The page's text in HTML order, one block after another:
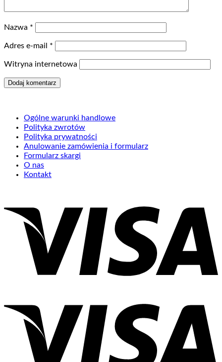
Nazwa *
Adres e-mail *
Witryna internetowa
Ogólne warunki handlowe
Polityka zwrotów
Polityka prywatności
Anulowanie zamówienia i formularz
Formularz skargi
O nas
Kontakt